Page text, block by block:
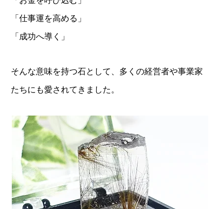
「仕事運を高める」
「成功へ導く」
そんな意味を持つ石として、多くの経営者や事業家
たちにも愛されてきました。